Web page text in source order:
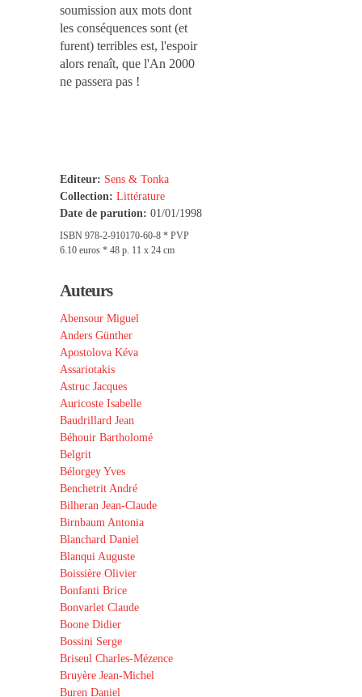
soumission aux mots dont
les conséquences sont (et
furent) terribles est, l'espoir
alors renaît, que l'An 2000
ne passera pas !
Editeur: Sens & Tonka
Collection: Littérature
Date de parution: 01/01/1998
ISBN 978-2-910170-60-8 * PVP
6.10 euros * 48 p. 11 x 24 cm
Auteurs
Abensour Miguel
Anders Günther
Apostolova Kéva
Assariotakis
Astruc Jacques
Auricoste Isabelle
Baudrillard Jean
Béhouir Bartholomé
Belgrit
Bélorgey Yves
Benchetrit André
Bilheran Jean-Claude
Birnbaum Antonia
Blanchard Daniel
Blanqui Auguste
Boissière Olivier
Bonfanti Brice
Bonvarlet Claude
Boone Didier
Bossini Serge
Briseul Charles-Mézence
Bruyère Jean-Michel
Buren Daniel